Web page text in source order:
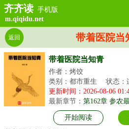
齐齐读 手机版
m.qiqidu.net
带着医院当
返回
带着医院当知青
作者：烤饺
类别：都市重生
状态：
更新时间：2026-08-06
最新章节： 第162章 参农
开始阅读